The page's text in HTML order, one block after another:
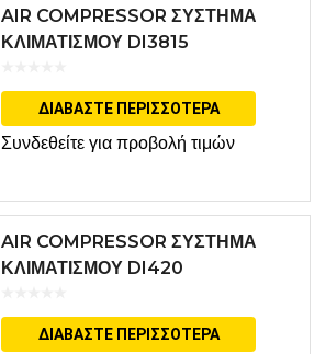
AIR COMPRESSOR ΣΥΣΤΗΜΑ
ΚΛΙΜΑΤΙΣΜΟΥ DI3815
ΔΙΑΒΆΣΤΕ ΠΕΡΙΣΣΌΤΕΡΑ
Συνδεθείτε για προβολή τιμών
AIR COMPRESSOR ΣΥΣΤΗΜΑ
ΚΛΙΜΑΤΙΣΜΟΥ DI420
ΔΙΑΒΆΣΤΕ ΠΕΡΙΣΣΌΤΕΡΑ